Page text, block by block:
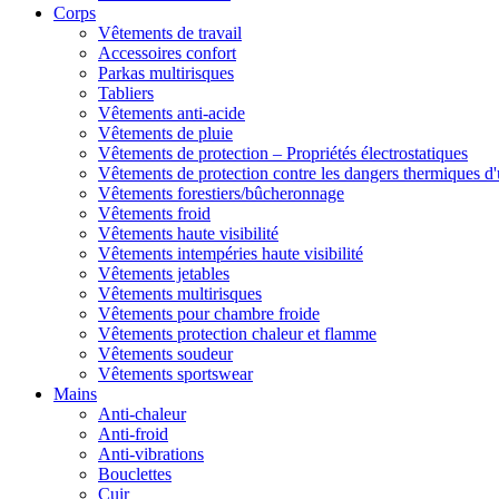
Corps
Vêtements de travail
Accessoires confort
Parkas multirisques
Tabliers
Vêtements anti-acide
Vêtements de pluie
Vêtements de protection – Propriétés électrostatiques
Vêtements de protection contre les dangers thermiques
Vêtements forestiers/bûcheronnage
Vêtements froid
Vêtements haute visibilité
Vêtements intempéries haute visibilité
Vêtements jetables
Vêtements multirisques
Vêtements pour chambre froide
Vêtements protection chaleur et flamme
Vêtements soudeur
Vêtements sportswear
Mains
Anti-chaleur
Anti-froid
Anti-vibrations
Bouclettes
Cuir